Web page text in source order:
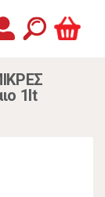
1lt